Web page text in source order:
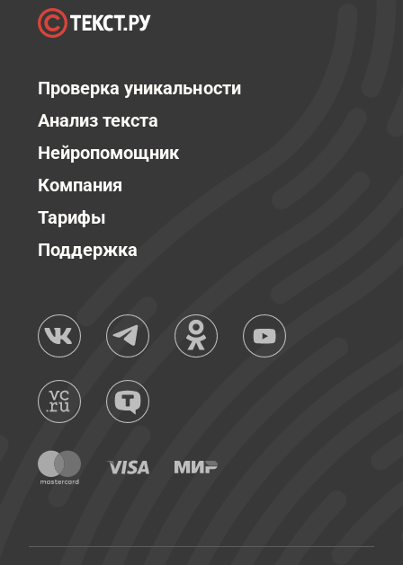
Проверка уникальности
Анализ текста
Нейропомощник
Компания
Тарифы
Поддержка